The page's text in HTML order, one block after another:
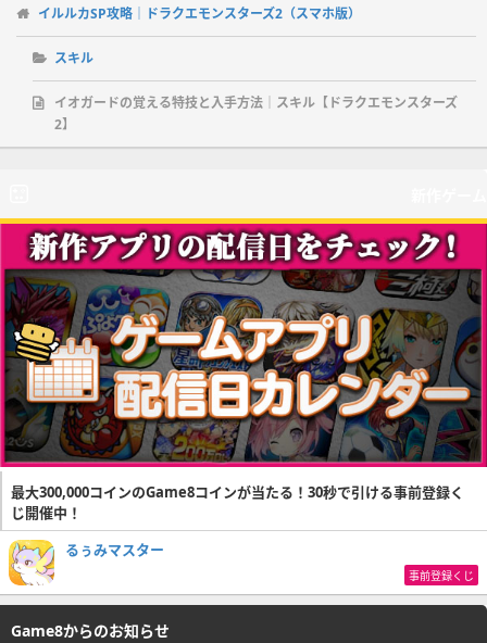
イルルカSP攻略｜ドラクエモンスターズ2（スマホ版）
スキル
イオガードの覚える特技と入手方法｜スキル【ドラクエモンスターズ
2】
最大300,000コインのGame8コインが当たる！30秒で引ける事前登録く
じ開催中！
るぅみマスター
事前登録くじ
Game8からのお知らせ